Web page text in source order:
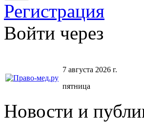
Регистрация
Войти через
7 августа 2026 г.
пятница
Новости и